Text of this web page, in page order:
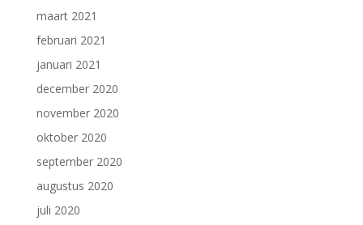
maart 2021
februari 2021
januari 2021
december 2020
november 2020
oktober 2020
september 2020
augustus 2020
juli 2020